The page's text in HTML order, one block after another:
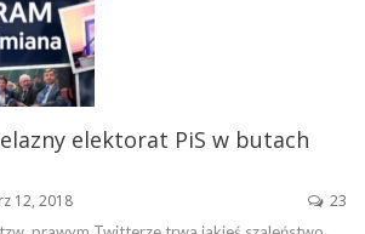
elektorat PiS w butach
12, 2018 23